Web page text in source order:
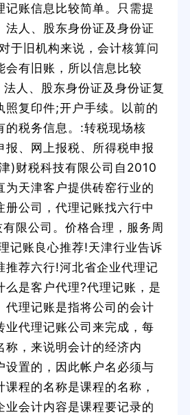
记账信息比较简单。只需提
法人、股东身份证及身份证
于旧机构来说，会计核算问
会有旧账，所以信息比较
人、股东身份证及身份证复
照复印件;开户手续。以前的
的税务信息。:转税现场核
报、网上报税、所得税申报
)财税科技有限公司自2010
为天津客户提供砖窑行业的
册公司，代理记账找六行中
限公司。价格合理，服务周
记账良心推荐!天津行业告诉
推荐六行!河北省企业代理记
么是客户代理?代理记账，是
代理记账是指将公司的会计
业代理记账公司来完成，每
称，来说明会计的经济内
设置的，因此帐户名必须与
程的名称是课程的名称，
业会计内容是课程要记录的